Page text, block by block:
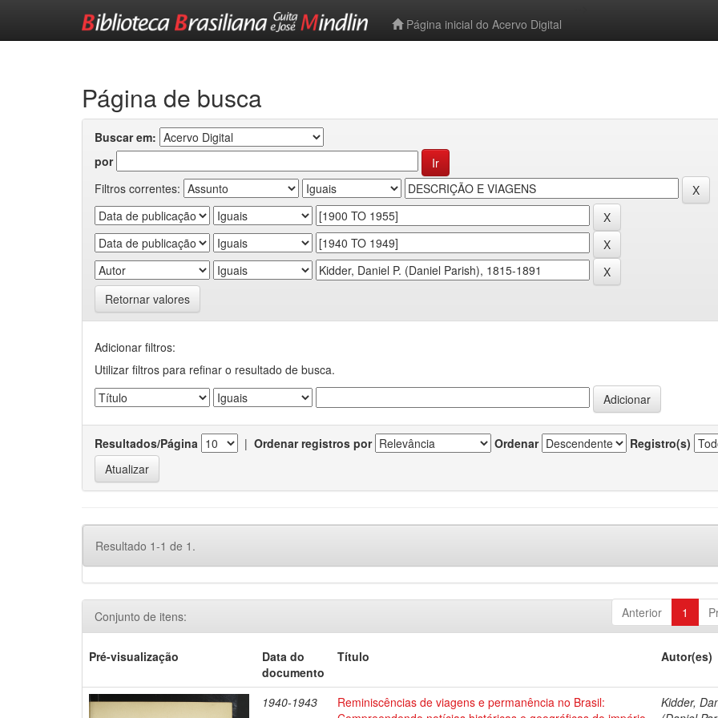
Página inicial do Acervo Digital
Página de busca
Buscar em:
por
Filtros correntes:
Retornar valores
Adicionar filtros:
Utilizar filtros para refinar o resultado de busca.
Resultados/Página | Ordenar registros por Ordenar Registro(s)
Resultado 1-1 de 1.
Anterior 1
Conjunto de itens:
Pré-visualização
Data do
documento
Título Autor(es)
1940-1943
Reminiscências de viagens e permanência no Brasil:
Kidder,